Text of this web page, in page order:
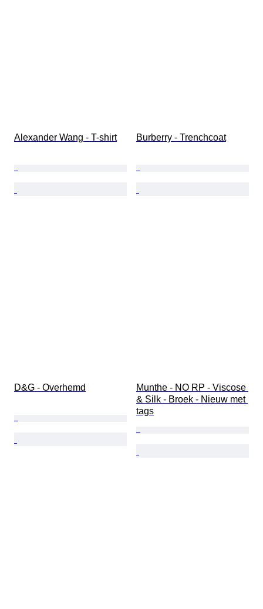
Alexander Wang - T-shirt Burberry - Trenchcoat
D&G - Overhemd
Munthe - NO RP - Viscose
& Silk - Broek - Nieuw met
tags